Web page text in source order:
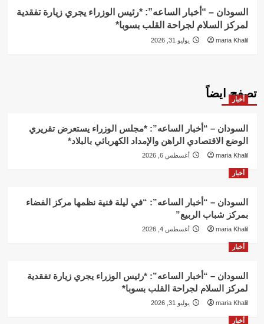
السودان – “أخبار الساعه”: *رئيس الوزراء يجري زيارة تفقدية
لمركز السلام لجراحة القلب بسوبا*
maria Khalil يوليو 31, 2026
تصفح ايضاً
أخبار
السودان – “أخبار الساعه”: *مجلس الوزراء يستعرض تقريري
الوضع الاقتصادي الراهن والإمداد الكهربائي بالبلاد*
maria Khalil أغسطس 6, 2026
أخبار
السودان – “أخبار الساعه”: “في ليلة فنية نظمها مركز الفضاء
بمركز شباب الربيع”
maria Khalil أغسطس 4, 2026
أخبار
السودان – “أخبار الساعه”: *رئيس الوزراء يجري زيارة تفقدية
لمركز السلام لجراحة القلب بسوبا*
maria Khalil يوليو 31, 2026
أخبار